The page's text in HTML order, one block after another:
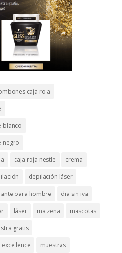
caja roja
blanco
negro
caja roja nestle crema
depilación láser
para hombre dia sin iva
láser maizena mascotas
gratis
muestras